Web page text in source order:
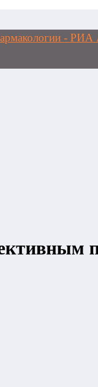
фармакологии -